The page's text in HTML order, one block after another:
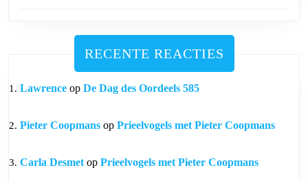
RECENTE REACTIES
Lawrence op De Dag des Oordeels 585
Pieter Coopmans op Prieelvogels met Pieter Coopmans
Carla Desmet op Prieelvogels met Pieter Coopmans